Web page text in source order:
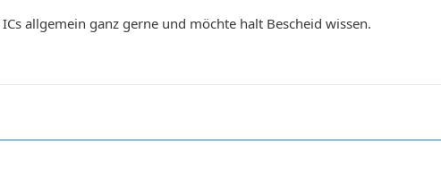
allgemein ganz gerne und möchte halt Bescheid wissen.